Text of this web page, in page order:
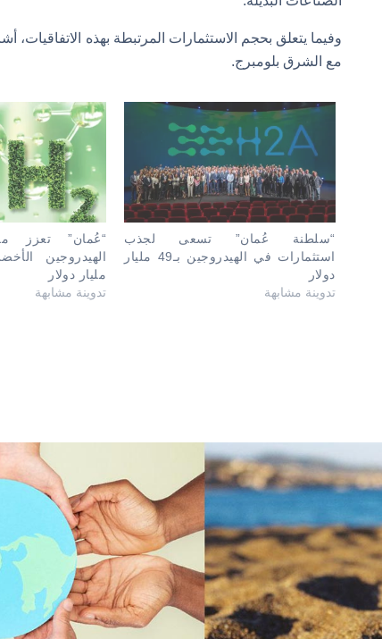
مع الشرق بلومبرج.
“عُمان” تعزز
مليار دولار
تدوينة مشابهة
“سلطنة عُمان” تسعى لجذب
استثمارات في الهيدروجين بـ49 مليار
دولار
تدوينة مشابهة